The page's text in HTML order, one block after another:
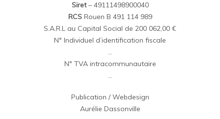
Siret– 49111498900040
RCSRouen B 491 114 989
S.A.R.L au Capital Social de 200 062,00 €
N° Individuel d’identification fiscale
…
N° TVA intracommunautaire
…
Publication / Webdesign
Aurélie Dassonville